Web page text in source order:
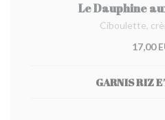
Le Dauphine
Ciboulette,
17,00
GARNIS RIZ